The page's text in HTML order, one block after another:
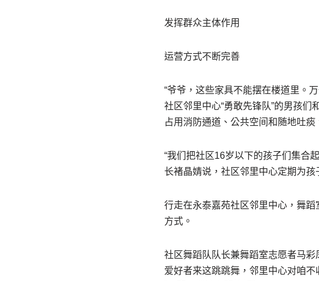
发挥群众主体作用
运营方式不断完善
“爷爷，这些家具不能摆在楼道里。
社区邻里中心“勇敢先锋队”的男孩们
占用消防通道、公共空间和随地吐
“我们把社区16岁以下的孩子们集合
长褚晶婧说，社区邻里中心定期为
行走在永泰嘉苑社区邻里中心，舞
方式。
社区舞蹈队队长兼舞蹈室志愿者马
爱好者来这跳跳舞，邻里中心对咱